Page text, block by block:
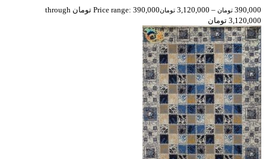
390,000 تومان –
3,120,000 تومان
Price range: 390,000 تومان through
3,120,000 تومان